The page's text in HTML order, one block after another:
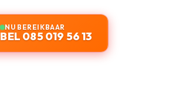
NU BEREIKBAAR
BEL 085 019 56 13